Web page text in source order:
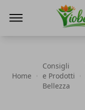
Home
Consigli
e Prodotti
Bellezza